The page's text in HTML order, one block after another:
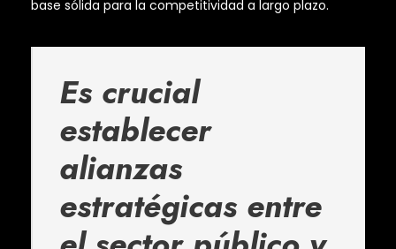
base sólida para la competitividad a largo plazo.
Es crucial
establecer
alianzas
estratégicas entre